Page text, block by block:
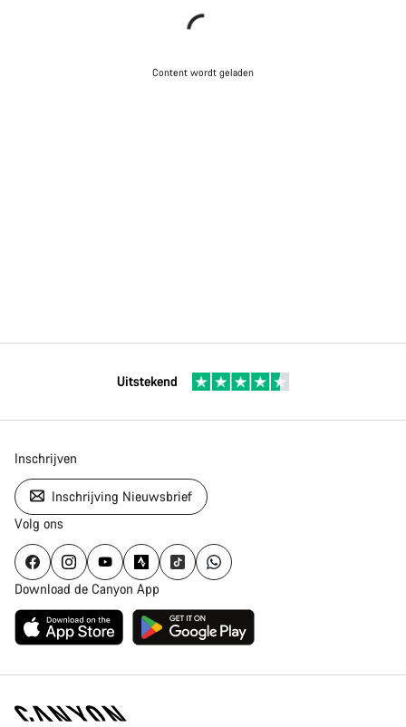
Content wordt geladen
Uitstekend
Inschrijven
Inschrijving Nieuwsbrief
Volg ons
Download de Canyon App